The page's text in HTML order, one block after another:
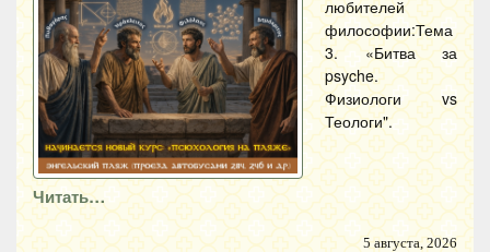
любителей
философии:Тема
3. «Битва за
psyche.
Физиологи vs
Теологи".
Читать…
5 августа, 2026